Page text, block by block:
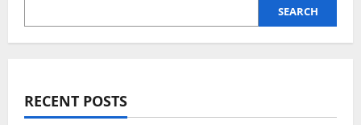
SEARCH
RECENT POSTS